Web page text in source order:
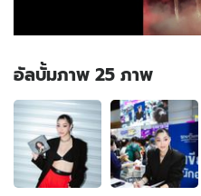
อัลบั้มภาพ 25 ภาพ
อัลบั้ม
ภาพ
25
ภาพ
ของ